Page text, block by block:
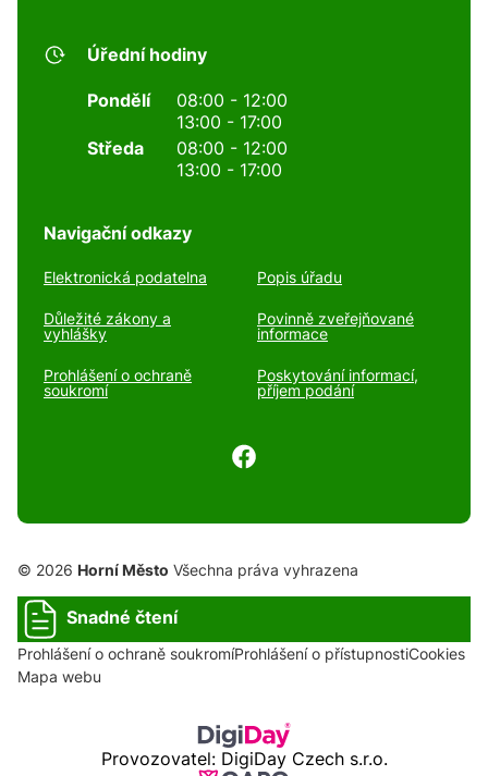
Úřední hodiny
Pondělí
08:00 - 12:00
13:00 - 17:00
Středa
08:00 - 12:00
13:00 - 17:00
Navigační odkazy
Elektronická podatelna Popis úřadu
Důležité zákony a
vyhlášky
Povinně zveřejňované
informace
Prohlášení o ochraně
soukromí
Poskytování informací,
příjem podání
© 2026 Horní Město Všechna práva vyhrazena
Snadné čtení
Prohlášení o ochraně soukromíProhlášení o přístupnostiCookies
Mapa webu
Provozovatel: DigiDay Czech s.r.o.